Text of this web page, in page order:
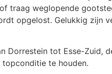
traag weglopende
opgelost. Gelukkig zijn
Dorrestein tot Esse-Zuid,
te houden.